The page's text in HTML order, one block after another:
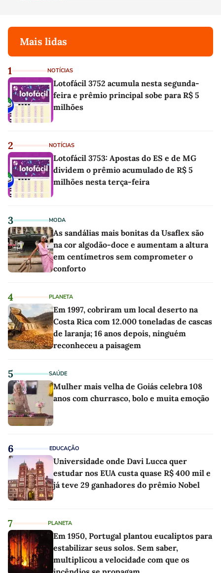
Mais lidas
1 NOTÍCIAS
Lotofácil 3752 acumula nesta segunda-
feira e prêmio principal sobe para R$ 5
milhões
2 NOTÍCIAS
Lotofácil 3753: Apostas do ES e de MG
dividem o prêmio acumulado de R$ 5
milhões nesta terça-feira
3 MODA
As sandálias mais bonitas da Usaflex são
na cor algodão-doce e aumentam a altura
em centímetros sem comprometer o
conforto
4 PLANETA
Em 1997, cobriram um local deserto na
Costa Rica com 12.000 toneladas de cascas
de laranja; 16 anos depois, ninguém
reconheceu a paisagem
5 SAÚDE
Mulher mais velha de Goiás celebra 108
anos com churrasco, bolo e muita emoção
6 EDUCAÇÃO
Universidade onde Davi Lucca quer
estudar nos EUA custa quase R$ 400 mil e
já teve 29 ganhadores do prêmio Nobel
7 PLANETA
Em 1950, Portugal plantou eucaliptos para
estabilizar seus solos. Sem saber,
multiplicou a velocidade com que os